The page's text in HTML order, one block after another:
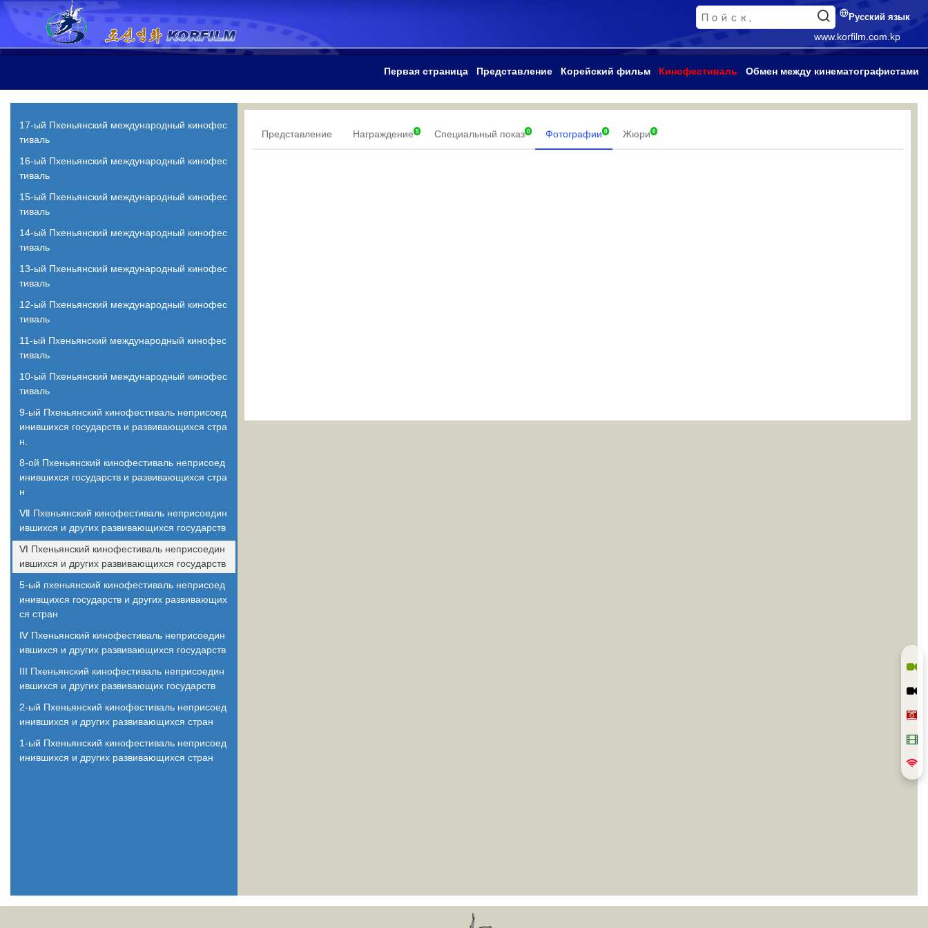
www.korfilm.com.kp
Русский язык
Первая страница Представление Корейский фильм Кинофестиваль Обмен между кинематографистами
17-ый Пхеньянский международный кинофес
тиваль
16-ый Пхеньянский международный кинофес
тиваль
15-ый Пхеньянский международный кинофес
тиваль
14-ый Пхеньянский международный кинофес
тиваль
13-ый Пхеньянский международный кинофес
тиваль
12-ый Пхеньянский международный кинофес
тиваль
11-ый Пхеньянский международный кинофес
тиваль
10-ый Пхеньянский международный кинофес
тиваль
9-ый Пхеньянский кинофестиваль неприсоед
инившихся государств и развивающихся стра
н.
8-ой Пхеньянский кинофестиваль неприсоед
инившихся государств и развивающихся стра
н
Ⅶ Пхеньянский кинофестиваль неприсоедин
ившихся и других развивающихся государств
Ⅵ Пхеньянский кинофестиваль неприсоедин
ившихся и других развивающихся государств
5-ый пхеньянский кинофестиваль неприсоед
инивщихся государств и других развивающих
ся стран
Ⅳ Пхеньянский кинофестиваль неприсоедин
ившихся и других развивающихся государств
III Пхеньянский кинофестиваль неприсоедин
ившихся и других развивающих государств
2-ый Пхеньянский кинофестиваль неприсоед
инившихся и других развивающихся стран
1-ый Пхеньянский кинофестиваль неприсоед
инившихся и других развивающихся стран
Представление Награждение 5 Специальный показ 0 Фотографии 0 Жюри 0